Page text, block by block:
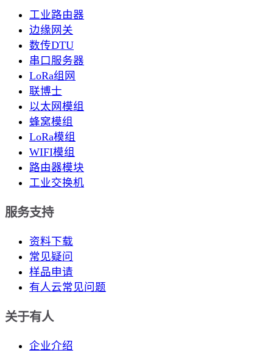
工业路由器
边缘网关
数传DTU
串口服务器
LoRa组网
联博士
以太网模组
蜂窝模组
LoRa模组
WIFI模组
路由器模块
工业交换机
服务支持
资料下载
常见疑问
样品申请
有人云常见问题
关于有人
企业介绍